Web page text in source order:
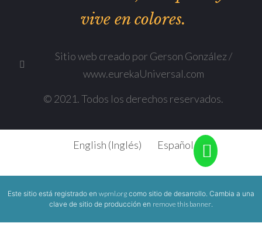
vive en colores.
Sitio web creado por Gerson González /
www.eurekaUniversal.com
© 2021. Todos los derechos reservados.
English (Inglés) Español
Este sitio está registrado en wpml.org como sitio de desarrollo. Cambia a una
clave de sitio de producción en remove this banner